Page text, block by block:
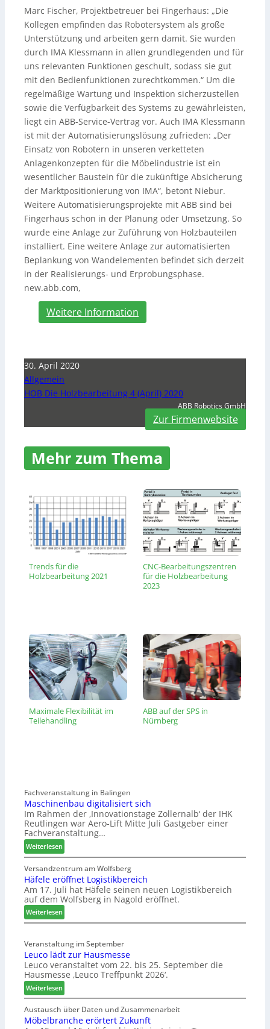
Marc Fischer, Projektbetreuer bei Fingerhaus: „Die
Kollegen empfinden das Robotersystem als große
Unterstützung und arbeiten gern damit. Sie wurden
durch IMA Klessmann in allen grundlegenden und für
uns relevanten Funktionen geschult, sodass sie gut
mit den Bedienfunktionen zurechtkommen.“ Um die
regelmäßige Wartung und Inspektion sicherzustellen
sowie die Verfügbarkeit des Systems zu gewährleisten,
liegt ein ABB-Service-Vertrag vor. Auch IMA Klessmann
ist mit der Automatisierungslösung zufrieden: „Der
Einsatz von Robotern in unseren verketteten
Anlagenkonzepten für die Möbelindustrie ist ein
wesentlicher Baustein für die zukünftige Absicherung
der Marktpositionierung von IMA“, betont Niebur.
Weitere Automatisierungsprojekte mit ABB sind bei
Fingerhaus schon in der Planung oder Umsetzung. So
wurde eine Anlage zur Zuführung von Holzbauteilen
installiert. Eine weitere Anlage zur automatisierten
Beplankung von Wandelementen befindet sich derzeit
in der Realisierungs- und Erprobungsphase.
new.abb.com,
Weitere Information
30. April 2020
Allgemein
HOB Die Holzbearbeitung 4 (April) 2020
ABB Robotics GmbH
Zur Firmenwebsite
Mehr zum Thema
Trends für die
Holzbearbeitung 2021
CNC-Bearbeitungszentren
für die Holzbearbeitung
2023
Maximale Flexibilität im
Teilehandling
ABB auf der SPS in
Nürnberg
Fachveranstaltung in Balingen
Maschinenbau digitalisiert sich
Im Rahmen der ‚Innovationstage Zollernalb‘ der IHK
Reutlingen war Aero-Lift Mitte Juli Gastgeber einer
Fachveranstaltung…
Weiterlesen:
M
a
s
c
h
n
n
b
a
u
i
g
i
Versandzentrum am Wolfsberg
Häfele eröffnet Logistikbereich
Am 17. Juli hat Häfele seinen neuen Logistikbereich
auf dem Wolfsberg in Nagold eröffnet.
Weiterlesen:
H
f
e
l
e
e
r
ö
f
Veranstaltung im September
Leuco lädt zur Hausmesse
Leuco veranstaltet vom 22. bis 25. September die
Hausmesse ‚Leuco Treffpunkt 2026‘.
Weiterlesen:
L
e
u
Austausch über Daten und Zusammenarbeit
Möbelbranche erörtert Zukunft